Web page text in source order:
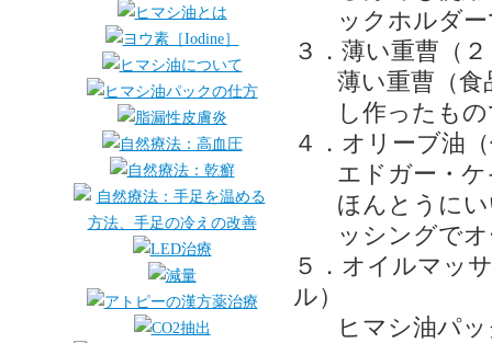
ックホルダ
３．薄い重曹（
薄い重曹（
し作ったも
４．オリーブ油
エドガー・
ほんとうに
ッシングで
５．オイルマッ
ル）
ヒマシ油パ